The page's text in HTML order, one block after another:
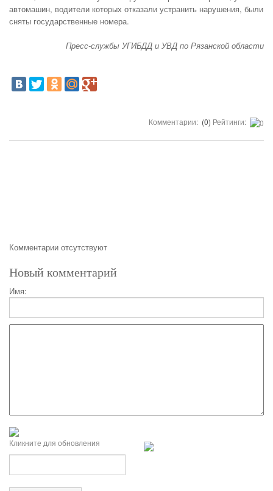
автомашин, водители которых отказали устранить нарушения, были
сняты государственные номера.
Пресс-службы УГИБДД и УВД по Рязанской области
Комментарии: (0) Рейтинги:
Комментарии отсутствуют
Новый комментарий
Имя:
Кликните для обновления